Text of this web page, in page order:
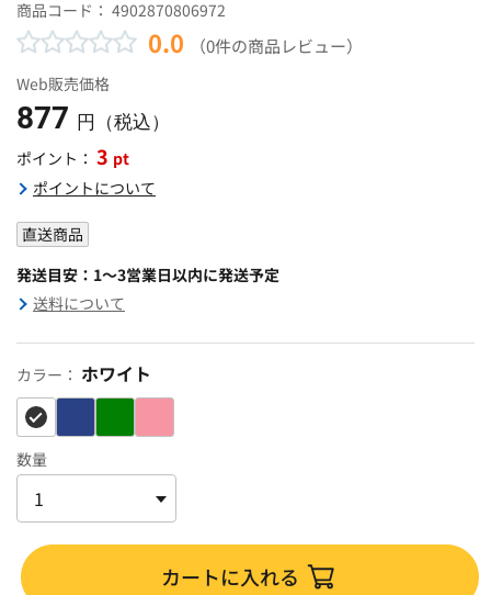
商品コード： 4902870806972
0.0 （0件の商品レビュー）
Web販売価格
877 円（税込）
ポイント： 3 pt
ポイントについて
直送商品
発送目安：1～3営業日以内に発送予定
送料について
カラー： ホワイト
数量
カートに入れる